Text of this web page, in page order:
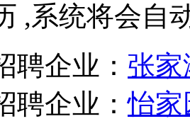
,系统将会自
聘企业： 张
聘企业：怡家